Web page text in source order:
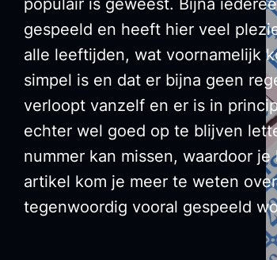
populair is geweest. Bijna
gespeeld en heeft hier veel
alle leeftijden, wat voornamelijk
simpel is en dat er bijna geen
verloopt vanzelf en er is in
echter wel goed op te blijven
nummer kan missen, waardoor
artikel kom je meer te weten
tegenwoordig vooral gespeeld